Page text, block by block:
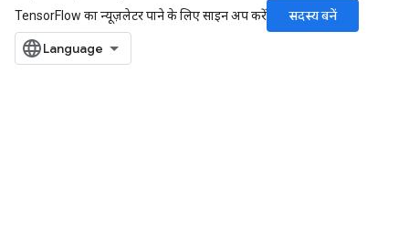
TensorFlow का न्यूज़लेटर पाने के लिए साइन अप करें
सदस्य बनें